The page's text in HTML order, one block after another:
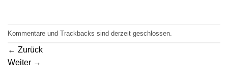
Kommentare und Trackbacks sind derzeit geschlossen.
← Zurück
Weiter →